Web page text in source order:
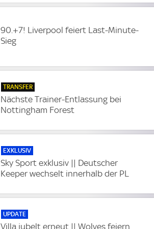
90.+7! Liverpool feiert Last-Minute-
Sieg
TRANSFER
Nächste Trainer-Entlassung bei
Nottingham Forest
EXKLUSIV
Sky Sport exklusiv || Deutscher
Keeper wechselt innerhalb der PL
UPDATE
Villa jubelt erneut || Wolves feiern